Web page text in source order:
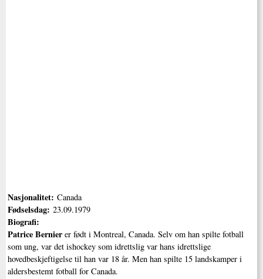
Nasjonalitet: Canada
Fødselsdag: 23.09.1979
Biografi:
Patrice Bernierer født i Montreal, Canada. Selv om han spilte fotball
som ung, var det ishockey som idrettslig var hans idrettslige
hovedbeskjeftigelse til han var 18 år. Men han spilte 15 landskamper i
aldersbestemt fotball for Canada.